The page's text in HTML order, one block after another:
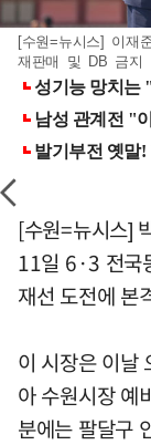
[수원=뉴시스] 이재
재판매 및 DB 금지
[수원=뉴시스]
11일 6·3 전국
재선 도전에 본
이 시장은 이날
아 수원시장 예
분에는 팔달구